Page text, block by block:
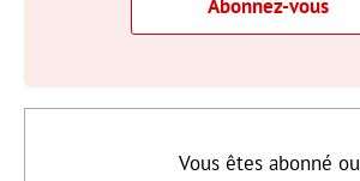
Abonnez-vous
Vous êtes abonné ou